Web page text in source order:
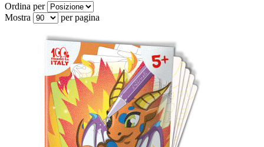
Ordina per
Mostra
per pagina